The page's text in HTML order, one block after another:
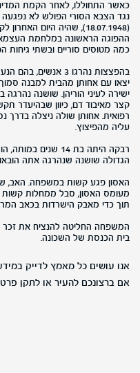
כאשר התחוללו, לאחר הקמת
נגד הצבא הסורי הפולש לא נפגעה
(18.07.1948), שהיה היום
כמה מטוסים סוריים ובשתי גיחות
בהפצצות נהרגו 3
יצאו עם אחותן מהבית למבנה
ישירה לעיני הוריהן. שושנה
קצר מאיבוד דם, כיוון שבהיעדר
רפואית. אחותן שולה ניצלה בדרך
עליה מהפיצוץ.
רבקה היתה בת 14
הגדולה שושנה שנהרגה אתה
האסון פגע קשות במשפחה. האב,
מעומס האסון, סבל ממחלות קשות
תוך כדי מאבק הישרדות בכאב המר,
המשפחה החליטה להנציח את זכר
בית הכנסת של השכונה.
אנו עושים כל מאמץ לדייק
אם ברצונכם להעיר או לתקן